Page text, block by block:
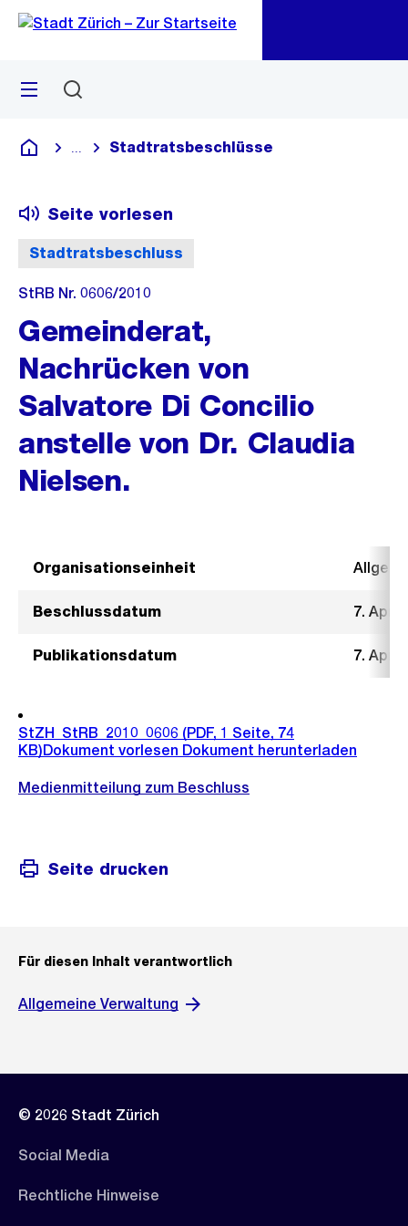
Navigation
Sprunglink
Menü
Deutsch
Blende alle Breadcrumbs ein
Stadtratsbeschlüsse
Stadtratsbeschluss
Seite vorlesen
StRB Nr. 0606/2010
Gemeinderat,
Nachrücken von
Salvatore Di Concilio
anstelle von Dr. Claudia
Nielsen.
Organisationseinheit
Beschlussdatum 7. April
Publikationsdatum 7. April
StZH_StRB_2010_0606 (PDF, 1 Seite, 74
KB)Dokument vorlesen Dokument herunterladen
Medienmitteilung zum Beschluss
Seite drucken
Für diesen Inhalt verantwortlich
Allgemeine Verwaltung
© 2026 Stadt Zürich
Social Media
Rechtliche Hinweise